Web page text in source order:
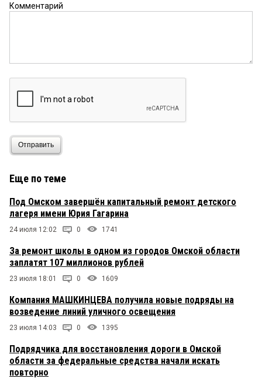
Комментарий
Отправить
Еще по теме
Под Омском завершён капитальный ремонт детского
лагеря имени Юрия Гагарина
24 июля 12:02 0 1741
За ремонт школы в одном из городов Омской области
заплатят 107 миллионов рублей
23 июля 18:01 0 1609
Компания МАШКИНЦЕВА получила новые подряды на
возведение линий уличного освещения
23 июля 14:03 0 1395
Подрядчика для восстановления дороги в Омской
области за федеральные средства начали искать
повторно